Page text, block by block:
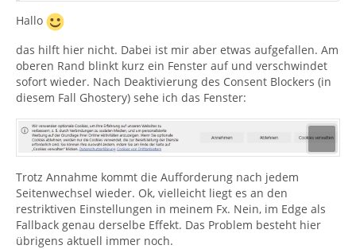
Hallo
das hilft hier nicht. Dabei ist mir aber etwas aufgefallen. Am
oberen Rand blinkt kurz ein Fenster auf und verschwindet
sofort wieder. Nach Deaktivierung des Consent Blockers (in
diesem Fall Ghostery) sehe ich das Fenster:
Trotz Annahme kommt die Aufforderung nach jedem
Seitenwechsel wieder. Ok, vielleicht liegt es an den
restriktiven Einstellungen in meinem Fx. Nein, im Edge als
Fallback genau derselbe Effekt. Das Problem besteht hier
übrigens aktuell immer noch.